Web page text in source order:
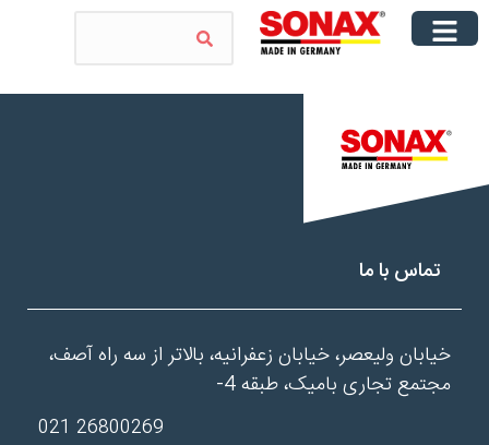
تماس با ما
خیابان ولیعصر، خیابان زعفرانیه، بالاتر از سه راه آصف،
مجتمع تجاری بامیک، طبقه 4-
26800269 021